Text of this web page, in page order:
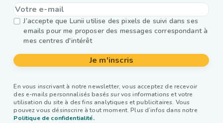
J’accepte que Lunii utilise des pixels de suivi dans ses
emails pour me proposer des messages correspondant à
mes centres d'intérêt
Je m'inscris
En vous inscrivant à notre newsletter, vous acceptez de recevoir
des e-mails personnalisés basés sur vos informations et votre
utilisation du site à des fins analytiques et publicitaires. Vous
pouvez vous désinscrire à tout moment. Plus d’infos dans notre
Politique de confidentialité.